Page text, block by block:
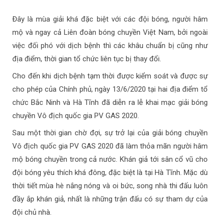
Đây là mùa giải khá đặc biệt với các đội bóng, người hâm
mộ và ngay cả Liên đoàn bóng chuyền Việt Nam, bởi ngoài
việc đối phó với dịch bệnh thì các khâu chuẩn bị cũng như
địa điểm, thời gian tổ chức liên tục bị thay đổi.
Cho đến khi dịch bệnh tạm thời được kiểm soát và được sự
cho phép của Chính phủ, ngày 13/6/2020 tại hai địa điểm tổ
chức Bắc Ninh và Hà Tĩnh đã diễn ra lễ khai mạc giải bóng
chuyền Vô địch quốc gia PV GAS 2020.
Sau một thời gian chờ đợi, sự trở lại của giải bóng chuyền
Vô địch quốc gia PV GAS 2020 đã làm thỏa mãn người hâm
mộ bóng chuyền trong cả nước. Khán giả tới sân cổ vũ cho
đội bóng yêu thích khá đông, đặc biệt là tại Hà Tĩnh. Mặc dù
thời tiết mùa hè nắng nóng và oi bức, song nhà thi đấu luôn
đầy ắp khán giả, nhất là những trận đấu có sự tham dự của
đội chủ nhà.